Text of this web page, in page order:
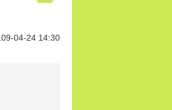
04-24 14:30